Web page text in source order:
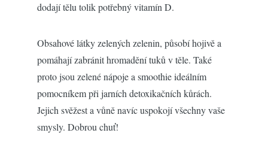
dodají tělu tolik potřebný vitamín D.
Obsahové látky zelených zelenin, působí hojivě a
pomáhají zabránit hromadění tuků v těle. Také
proto jsou zelené nápoje a smoothie ideálním
pomocníkem při jarních detoxikačních kůrách.
Jejich svěžest a vůně navíc uspokojí všechny vaše
smysly. Dobrou chuť!